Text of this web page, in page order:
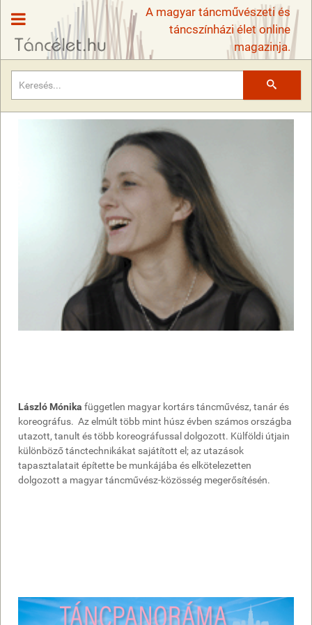
A magyar táncművészeti és
táncszínházi élet online
magazinja.
László Mónika független magyar kortárs táncművész, tanár és
koreográfus. Az elmúlt több mint húsz évben számos országba
utazott, tanult és több koreográfussal dolgozott. Külföldi útjain
különböző tánctechnikákat sajátított el; az utazások
tapasztalatait építette be munkájába és elkötelezetten
dolgozott a magyar táncművész-közösség megerősítésén.